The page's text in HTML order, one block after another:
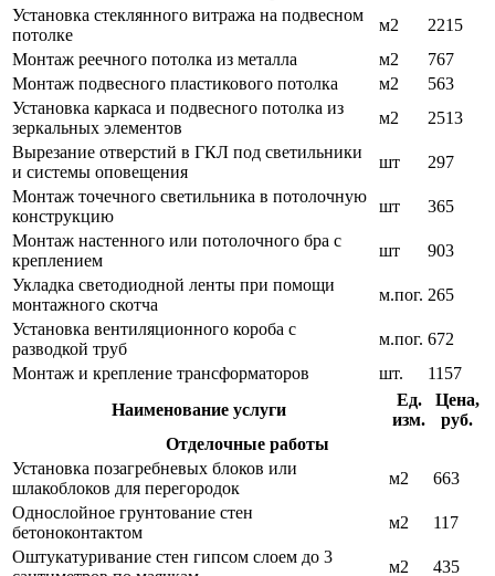
Установка стеклянного витража на подвесном
потолке
м2
2215
Монтаж реечного потолка из металла
м2
767
Монтаж подвесного пластикового потолка
м2
563
Установка каркаса и подвесного потолка из
зеркальных элементов
м2
2513
Вырезание отверстий в ГКЛ под светильники
и системы оповещения
шт
297
Монтаж точечного светильника в потолочную
конструкцию
шт
365
Монтаж настенного или потолочного бра с
креплением
шт
903
Укладка светодиодной ленты при помощи
монтажного скотча
м.пог. 265
Установка вентиляционного короба с
разводкой труб
м.пог. 672
Монтаж и крепление трансформаторов
шт.
1157
Наименование услуги
Ед.
изм.
Цена,
руб.
Отделочные работы
Установка позагребневых блоков или
шлакоблоков для перегородок
м2
663
Однослойное грунтование стен
бетоноконтактом
м2
117
Оштукатуривание стен гипсом слоем до 3
м2
435